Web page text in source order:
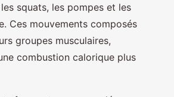
squats, les pompes et les
Ces mouvements composés
groupes musculaires,
combustion calorique plus